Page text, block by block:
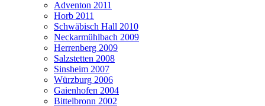
Adventon 2011
Horb 2011
Schwäbisch Hall 2010
Neckarmühlbach 2009
Herrenberg 2009
Salzstetten 2008
Sinsheim 2007
Würzburg 2006
Gaienhofen 2004
Bittelbronn 2002